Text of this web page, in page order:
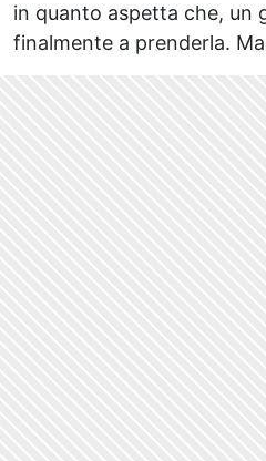
in quanto aspetta che, un
finalmente a prenderla.